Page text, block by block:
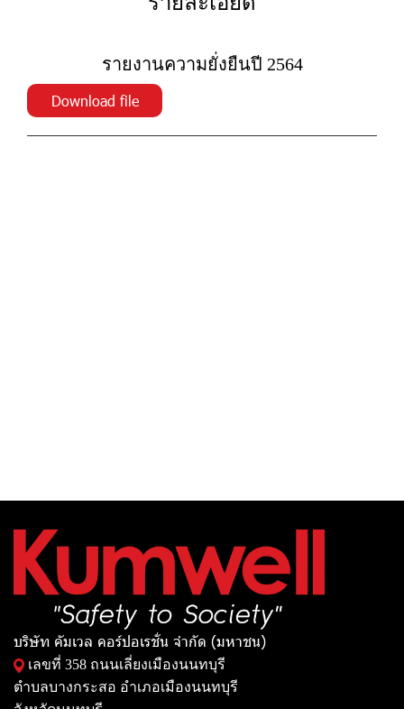
รายงานความยั่งยืนปี 2564
Download file
บริษัท คัมเวล คอร์ปอเรชั่น จำกัด (มหาชน)
เลขที่ 358 ถนนเลี่ยงเมืองนนทบุรี
ตำบลบางกระสอ อำเภอเมืองนนทบุรี